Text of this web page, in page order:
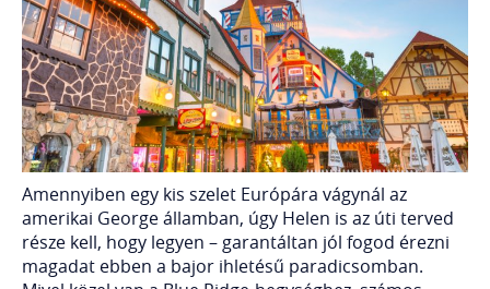
Amennyiben egy kis szelet Európára vágynál az
amerikai George államban, úgy Helen is az úti terved
része kell, hogy legyen – garantáltan jól fogod érezni
magadat ebben a bajor ihletésű paradicsomban.